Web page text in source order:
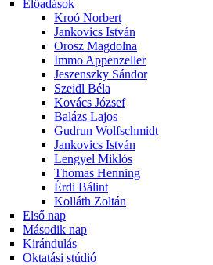
Elő­adá­sok
Kroó Nor­bert
Jan­ko­vics Ist­ván
Orosz Mag­dol­na
Im­mo Ap­pen­zel­ler
Je­szensz­ky Sán­dor
Szeidl Bé­la
Ko­vács Jó­zsef
Ba­lázs La­jos
Gud­run Wolfsch­midt
Jan­ko­vics Ist­ván
Len­gyel Mik­lós
Tho­mas Hen­ning
Ér­di Bá­lint
Kol­láth Zol­tán
El­ső nap
Má­so­dik nap
Ki­rán­du­lás
Ok­ta­tá­si stú­dió